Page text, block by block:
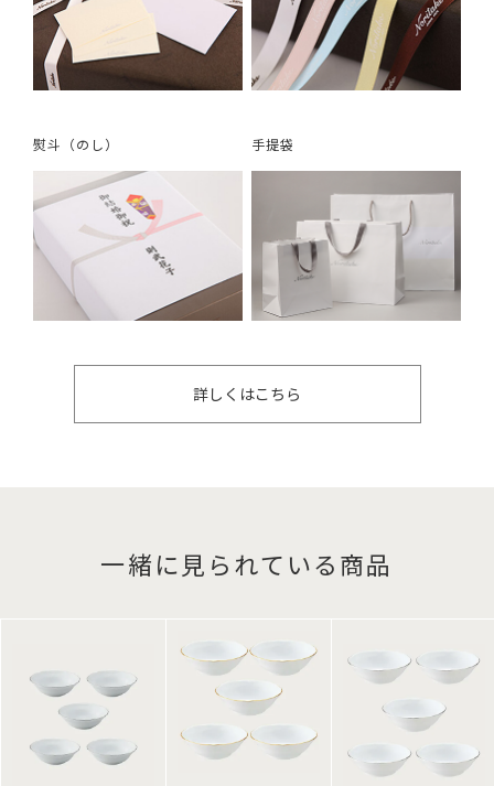
熨斗（のし） 手提袋
詳しくはこちら
一緒に見られている商品